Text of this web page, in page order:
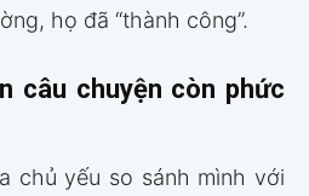
họ đã “thành công”.
câu chuyện còn phức
chủ yếu so sánh mình với